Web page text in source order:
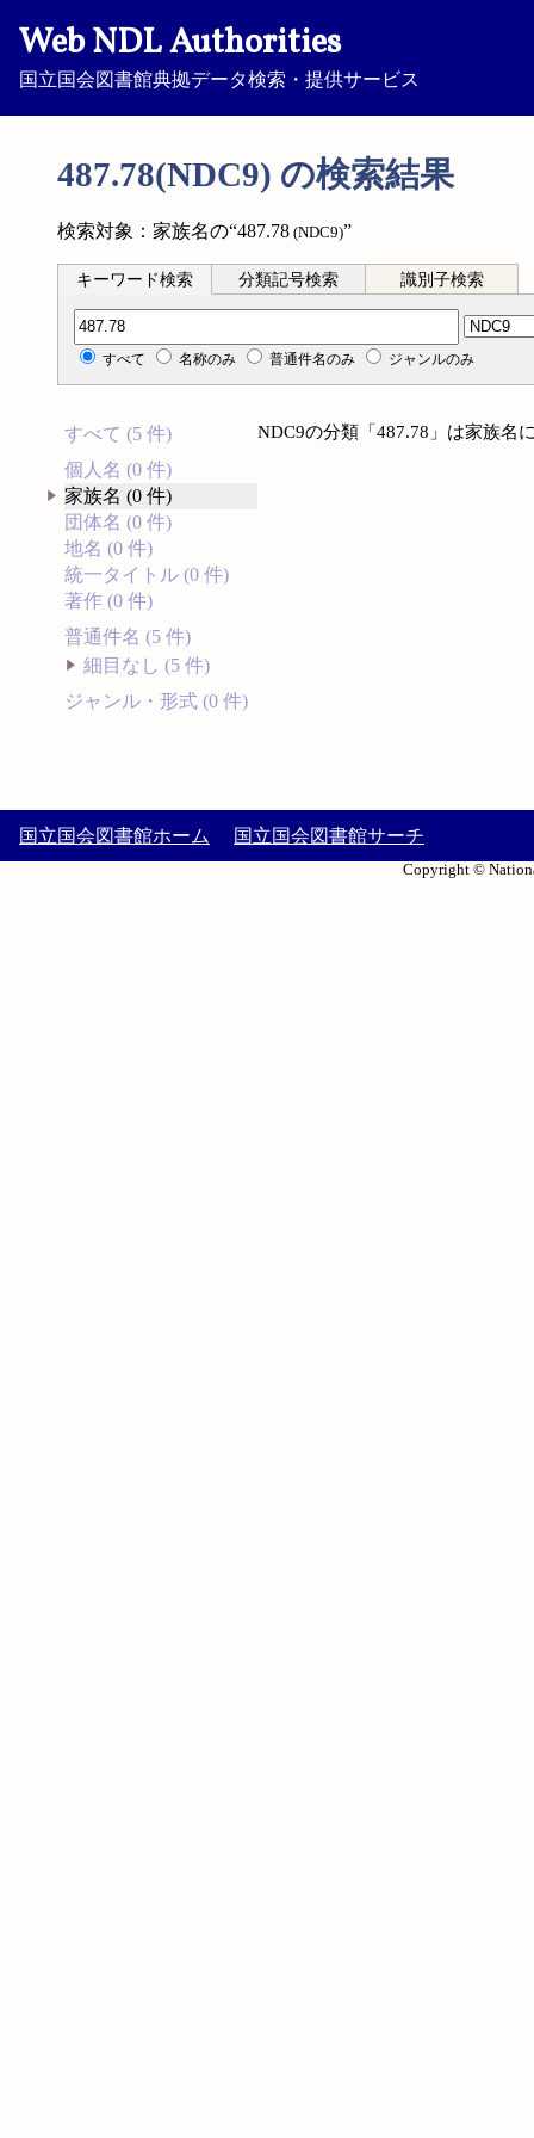
Web NDL Authorities
国立国会図書館典拠データ検索・提供サービス
487.78(NDC9) の検索結果
検索対象：家族名の“487.78 (NDC9)”
キーワード検索 分類記号検索 識別子検索
分類記号検索
すべて 名称のみ 普通件名のみ ジャンルのみ
すべて (5 件)
個人名 (0 件)
家族名 (0 件)
団体名 (0 件)
地名 (0 件)
統一タイトル (0 件)
著作 (0 件)
普通件名 (5 件)
細目なし (5 件)
ジャンル・形式 (0 件)
NDC9の分類「487.78」は家族名
国立国会図書館ホーム 国立国会図書館サーチ
Copyright ©